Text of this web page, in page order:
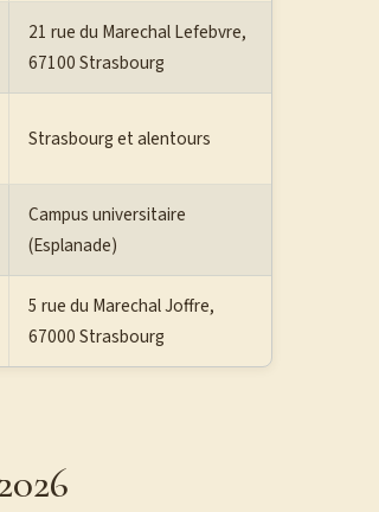
21 rue du Marechal Lefebvre,
67100 Strasbourg
Strasbourg et alentours
Campus universitaire
(Esplanade)
5 rue du Marechal Joffre,
67000 Strasbourg